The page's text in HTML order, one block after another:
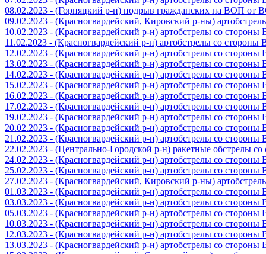
08.02.2023 - (Горняцкий р-н) подрыв гражданских на ВОП от
09.02.2023 - (Красногвардейский, Кировский р-ны)
10.02.2023 - (Красногвардейский р-н) артобстрелы со
11.02.2023 - (Красногвардейский р-н) артобстрелы со стороны
12.02.2023 - (Красногвардейский р-н) артобстрелы со
13.02.2023 - (Красногвардейский р-н) артобстрелы со
14.02.2023 - (Красногвардейский р-н) артобстрелы со
15.02.2023 - (Красногвардейский р-н) артобстрелы со
16.02.2023 - (Красногвардейский р-н) артобстрелы со
17.02.2023 - (Красногвардейский р-н) артобстрелы со
19.02.2023 - (Красногвардейский р-н) артобстрелы со
20.02.2023 - (Красногвардейский р-н) артобстрелы со
21.02.2023 - (Красногвардейский р-н) артобстрелы со
22.02.2023 - (Центрально-Городской р-н) ракетные обстрелы
24.02.2023 - (Красногвардейский р-н) артобстрелы со
25.02.2023 - (Красногвардейский р-н) артобстрелы со
27.02.2023 - (Красногвардейский, Кировский р-ны)
01.03.2023 - (Красногвардейский р-н) артобстрелы со
03.03.2023 - (Красногвардейский р-н) артобстрелы со
05.03.2023 - (Красногвардейский р-н) артобстрелы со
10.03.2023 - (Красногвардейский р-н) артобстрелы со
12.03.2023 - (Красногвардейский р-н) артобстрелы со
13.03.2023 - (Красногвардейский р-н) артобстрелы со